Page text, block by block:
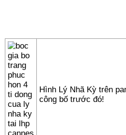
Hình Lý Nhã Kỳ trên
công bố trước đó!